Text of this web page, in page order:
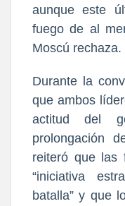
aunque este
fuego de al
Moscú rechaza.
Durante la
que ambos
actitud del
prolongación
reiteró que las
“iniciativa
batalla” y que